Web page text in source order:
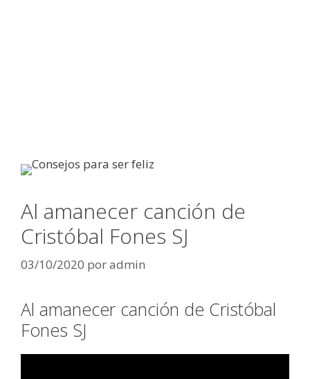
Al amanecer canción de
Cristóbal Fones SJ
03/10/2020 poradmin
Al amanecer canción de Cristóbal
Fones SJ